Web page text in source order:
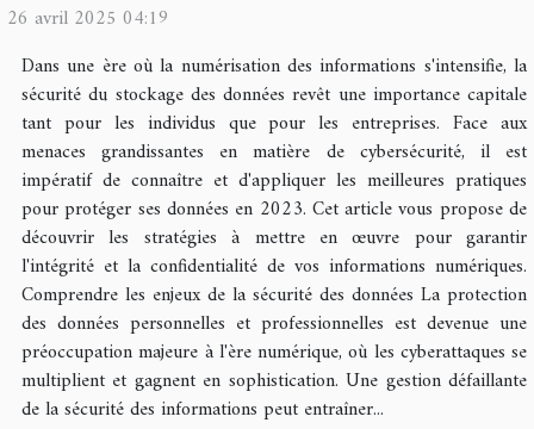
26 avril 2025 04:19
Dans une ère où la numérisation des informations s'intensifie, la
sécurité du stockage des données revêt une importance capitale
tant pour les individus que pour les entreprises. Face aux
menaces grandissantes en matière de cybersécurité, il est
impératif de connaître et d'appliquer les meilleures pratiques
pour protéger ses données en 2023. Cet article vous propose de
découvrir les stratégies à mettre en œuvre pour garantir
l'intégrité et la confidentialité de vos informations numériques.
Comprendre les enjeux de la sécurité des données La protection
des données personnelles et professionnelles est devenue une
préoccupation majeure à l'ère numérique, où les cyberattaques se
multiplient et gagnent en sophistication. Une gestion défaillante
de la sécurité des informations peut entraîner...